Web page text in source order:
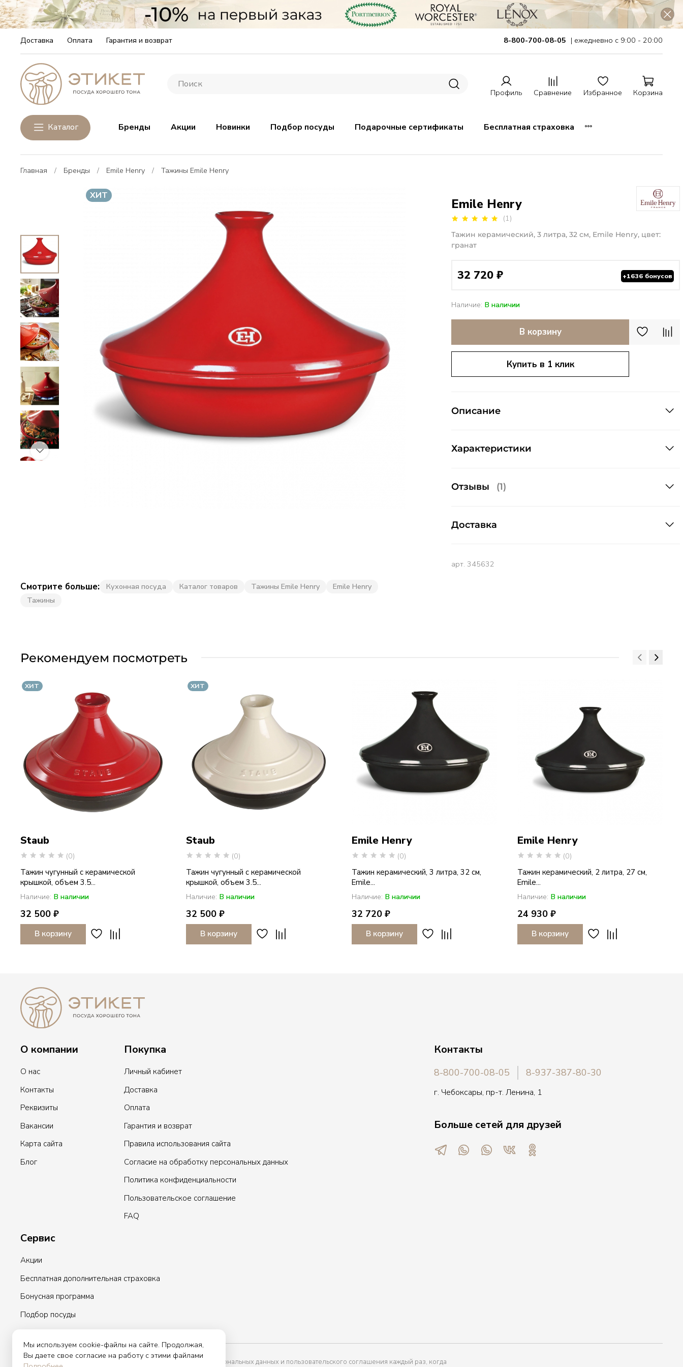
Доставка Оплата Гарантия и возврат 8-800-700-08-05 | ежедневно с 9:00 - 20:00
Профиль Сравнение Избранное Корзина
Каталог Бренды Акции Новинки Подбор посуды Подарочные сертификаты Бесплатная страховка
Главная Бренды Emile Henry Тажины Emile Henry
ХИТ
Смотрите больше: Кухонная посуда Каталог товаров Тажины Emile Henry
Emile Henry
Тажины
(1)
Наличие: В наличии
Emile Henry
Тажин керамический, 3 литра, 32 см, Emile Henry, цвет:
гранат
32 720 ₽ +1636 бонусов
В корзину
Купить в 1 клик
Описание
Характеристики
Отзывы (1)
Доставка
арт.345632
Рекомендуем посмотреть
ХИТ
Staub
(0)
Тажин чугунный с керамической
крышкой, объем 3.5...
Наличие: В наличии
32 500 ₽
В корзину
ХИТ
Staub
(0)
Тажин чугунный с керамической
крышкой, объем 3.5...
Наличие: В наличии
32 500 ₽
В корзину
Emile Henry
(0)
Тажин керамический, 3 литра, 32 см,
Emile...
Наличие: В наличии
32 720 ₽
В корзину
Emile Henry
(0)
Тажин керамический, 2 литра, 27 см,
Emile...
Наличие: В наличии
24 930 ₽
В корзину
О компании
О нас
Контакты
Реквизиты
Вакансии
Карта сайта
Блог
Покупка
Личный кабинет
Доставка
Оплата
Гарантия и возврат
Правила использования сайта
Согласие на обработку персональных данных
Политика конфиденциальности
Пользовательское соглашение
FAQ
Сервис
Акции
Бесплатная дополнительная страховка
Бонусная программа
Подбор посуды
Контакты
8-800-700-08-05 8-937-387-80-30
г. Чебоксары, пр-т. Ленина, 1
Больше сетей для друзей
Вы принимаете условия политики в отношении обработки персональных данных и пользовательского соглашения каждый раз, когда
Мы используем cookie-файлы на сайте. Продолжая,
Вы даете свое согласие на работу с этими файлами